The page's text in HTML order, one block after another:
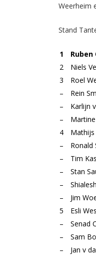
Weerheim
Stand
1 Ruben
2
Niels
3
Roel
–
Rein
–
Karlijn
–
4
–
Ronald
–
Tim
–
Stan
–
–
Jim
5
Esli
–
Senad
–
Sam
–
Jan v